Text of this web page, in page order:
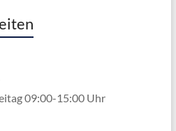
09:00-15:00 Uhr